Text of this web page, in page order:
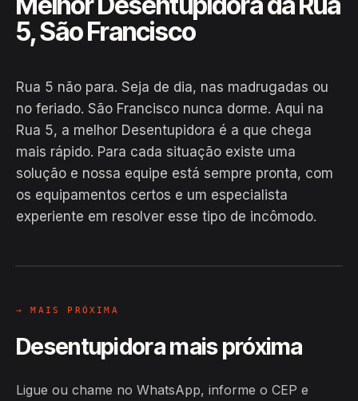
5, São Francisco
Rua 5 não para. Seja de dia, nas madrugadas ou
no feriado. São Francisco nunca dorme. Aqui na
Rua 5, a melhor Desentupidora é a que chega
mais rápido. Para cada situação existe uma
solução e nossa equipe está sempre pronta, com
os equipamentos certos e um especialista
experiente em resolver esse tipo de incômodo.
EM CAMPO
→ MAIS PRÓXIMA
Desentupidora mais próxima
Ligue ou chame no WhatsApp, informe o CEP e